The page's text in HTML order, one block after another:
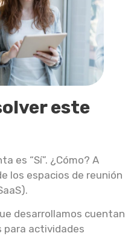
este
es “Sí”. ¿Cómo? A
los espacios de reunión
desarrollamos cuentan
para actividades